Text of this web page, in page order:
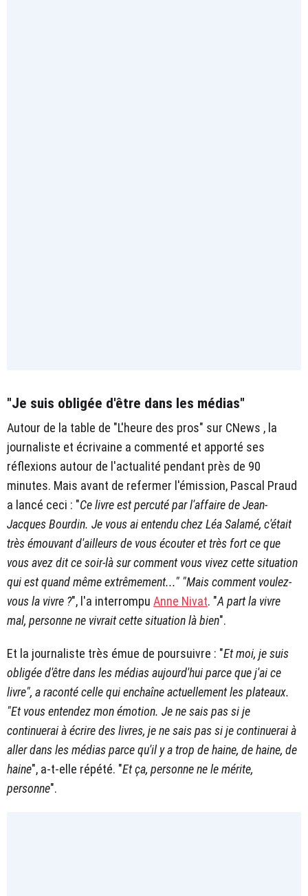
"Je suis obligée d'être dans les médias"
Autour de la table de "L'heure des pros" sur CNews , la
journaliste et écrivaine a commenté et apporté ses
réflexions autour de l'actualité pendant près de 90
minutes. Mais avant de refermer l'émission, Pascal Praud
a lancé ceci : "Ce livre est percuté par l'affaire de Jean-
Jacques Bourdin. Je vous ai entendu chez Léa Salamé, c'était
très émouvant d'ailleurs de vous écouter et très fort ce que
vous avez dit ce soir-là sur comment vous vivez cette situation
qui est quand même extrêmement..." "Mais comment voulez-
vous la vivre ?", l'a interrompu Anne Nivat. "A part la vivre
mal, personne ne vivrait cette situation là bien".
Et la journaliste très émue de poursuivre : "Et moi, je suis
obligée d'être dans les médias aujourd'hui parce que j'ai ce
livre", a raconté celle qui enchaîne actuellement les plateaux.
"Et vous entendez mon émotion. Je ne sais pas si je
continuerai à écrire des livres, je ne sais pas si je continuerai à
aller dans les médias parce qu'il y a trop de haine, de haine, de
haine", a-t-elle répété. "Et ça, personne ne le mérite,
personne".